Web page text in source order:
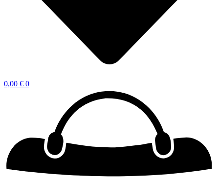
0,00 € 0